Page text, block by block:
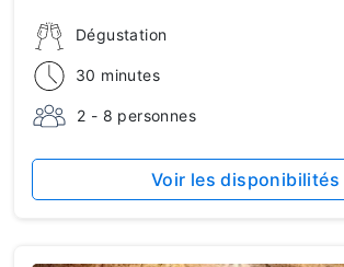
Dégustation
30 minutes
2 - 8 personnes
Voir les disponibilités